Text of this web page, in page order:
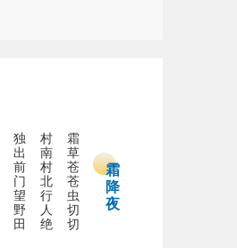
独
出
前
门
望
野
田
村
南
村
北
行
人
绝
霜
草
苍
苍
虫
切
切
霜
降
夜